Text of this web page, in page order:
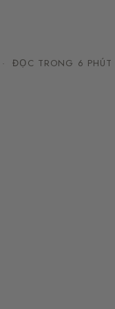
· ĐỌC TRONG 6 PHÚT